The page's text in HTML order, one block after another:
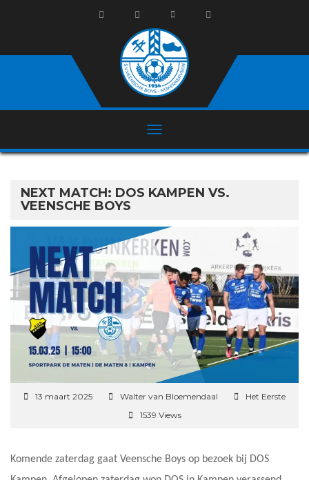
NEXT MATCH: DOS KAMPEN VS.
VEENSCHE BOYS
13 maart 2025 Walter van Bloemendaal
Het Eerste
1539 Views
Komende zaterdag gaat Veensche Boys op bezoek bij DOS